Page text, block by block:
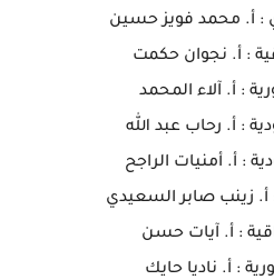
: أ. محمد فويز حسين
: أ. نجوان حكمت
: أ. آلاء المحمد
: أ. رحاب عبد الله
: أ. أمنيات الراجح
: أ. زينب صابر السعيدي
: أ. آيات حسن
: أ. ناديا حايك